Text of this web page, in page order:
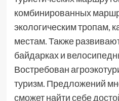
комбинированных
экологическим тропам,
местам. Также
байдарках и
Востребован
туризм. Предложений
сможет найти себе